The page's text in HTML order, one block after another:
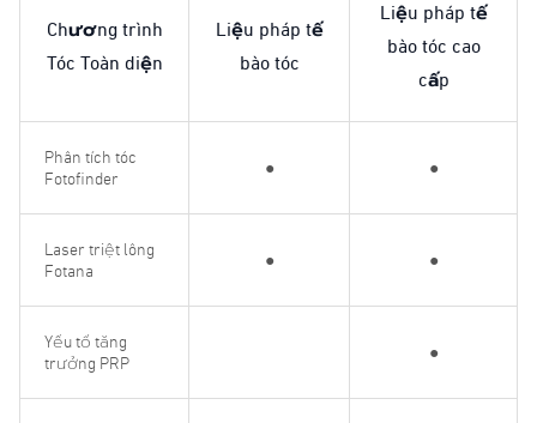
Chương trình
Tóc Toàn diện
Liệu pháp tế
bào tóc
Liệu pháp tế
bào tóc cao
cấp
Phân tích tóc
Fotofinder
● ●
Laser triệt lông
Fotana
● ●
Yếu tố tăng
trưởng PRP
●